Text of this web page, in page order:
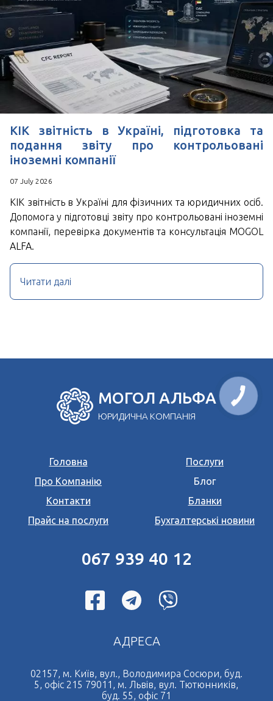
КІК звітність в Україні, підготовка та
подання звіту про контрольовані
іноземні компанії
07 July 2026
КІК звітність в Україні для фізичних та юридичних осіб.
Допомога у підготовці звіту про контрольовані іноземні
компанії, перевірка документів та консультація MOGOL
ALFA.
Читати далі
МОГОЛ АЛЬФА
ЮРИДИЧНА КОМПАНІЯ
Головна
Послуги
Про Компанію
Блог
Контакти
Бланки
Прайс на послуги
Бухгалтерські новини
067 939 40 12
АДРЕСА
02157, м. Київ, вул., Володимира Сосюри, буд.
5, офіс 215 79011, м. Львів, вул. Тютюнників,
буд. 55, офіс 71